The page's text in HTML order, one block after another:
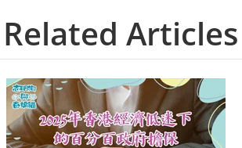
Related Articles